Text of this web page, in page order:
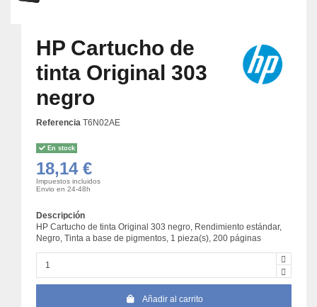
HP Cartucho de
tinta Original 303
negro
Referencia T6N02AE
En stock
18,14 €
Impuestos incluidos
Envio en 24-48h
Descripción
HP Cartucho de tinta Original 303 negro, Rendimiento estándar,
Negro, Tinta a base de pigmentos, 1 pieza(s), 200 páginas
Añadir al carrito